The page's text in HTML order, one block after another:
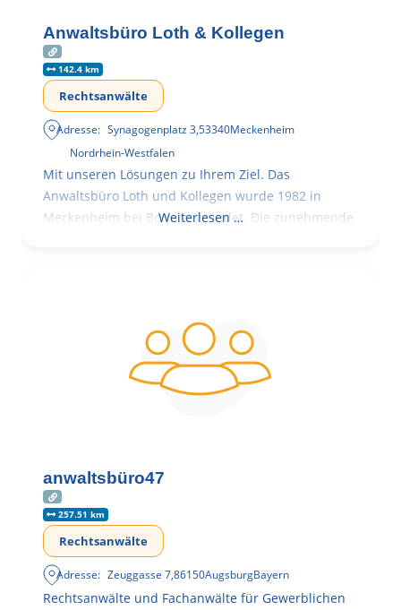
Anwaltsbüro Loth & Kollegen
142.4 km
Rechtsanwälte
Adresse: Synagogenplatz 3,53340Meckenheim
Nordrhein-Westfalen
Mit unseren Lösungen zu Ihrem Ziel. Das
Anwaltsbüro Loth und Kollegen wurde 1982 in
Meckenheim bei Bonn gegründet. Die zunehmende
Weiterlesen …
anwaltsbüro47
257.51 km
Rechtsanwälte
Adresse: Zeuggasse 7,86150AugsburgBayern
Rechtsanwälte und Fachanwälte für Gewerblichen